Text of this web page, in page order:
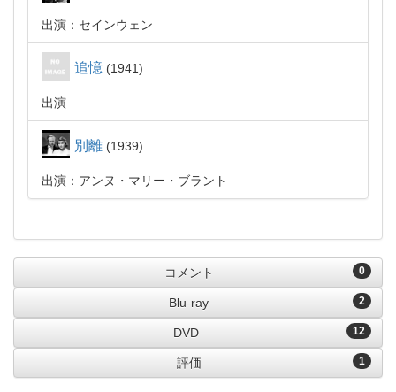
出演：セインウェン
追憶 1941
出演
別離 1939
出演：アンヌ・マリー・ブラント
0
コメント
2
Blu-ray
12
DVD
1
評価